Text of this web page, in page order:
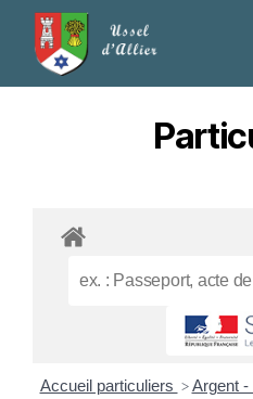
Accueil particuliers > Argent